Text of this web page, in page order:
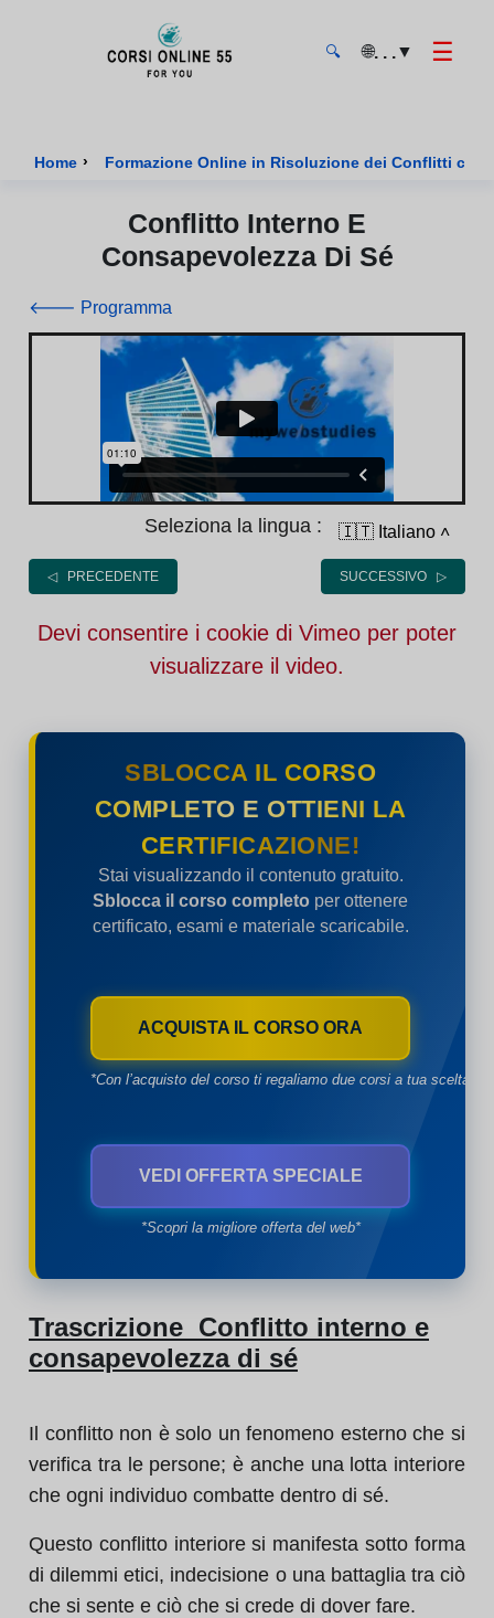
🔍 🌐. . .▼ ☰
Home › Formazione Online in Risoluzione dei Conflitti
Conflitto Interno E
Consapevolezza Di Sé
🡐 Programma
Seleziona la lingua : 🇮🇹 Italiano ˄
◁ PRECEDENTE SUCCESSIVO ▷
Devi consentire i cookie di Vimeo per poter
visualizzare il video.
SBLOCCA IL CORSO
COMPLETO E OTTIENI LA
CERTIFICAZIONE!
Stai visualizzando il contenuto gratuito.
Sblocca il corso completo per ottenere
certificato, esami e materiale scaricabile.
ACQUISTA IL CORSO ORA
*Con l’acquisto del corso ti regaliamo due corsi a tua scelta*
VEDI OFFERTA SPECIALE
*Scopri la migliore offerta del web*
Trascrizione Conflitto interno e
consapevolezza di sé
Il conflitto non è solo un fenomeno esterno che si
verifica tra le persone; è anche una lotta interiore
che ogni individuo combatte dentro di sé.
Questo conflitto interiore si manifesta sotto forma
di dilemmi etici, indecisione o una battaglia tra ciò
che si sente e ciò che si crede di dover fare.